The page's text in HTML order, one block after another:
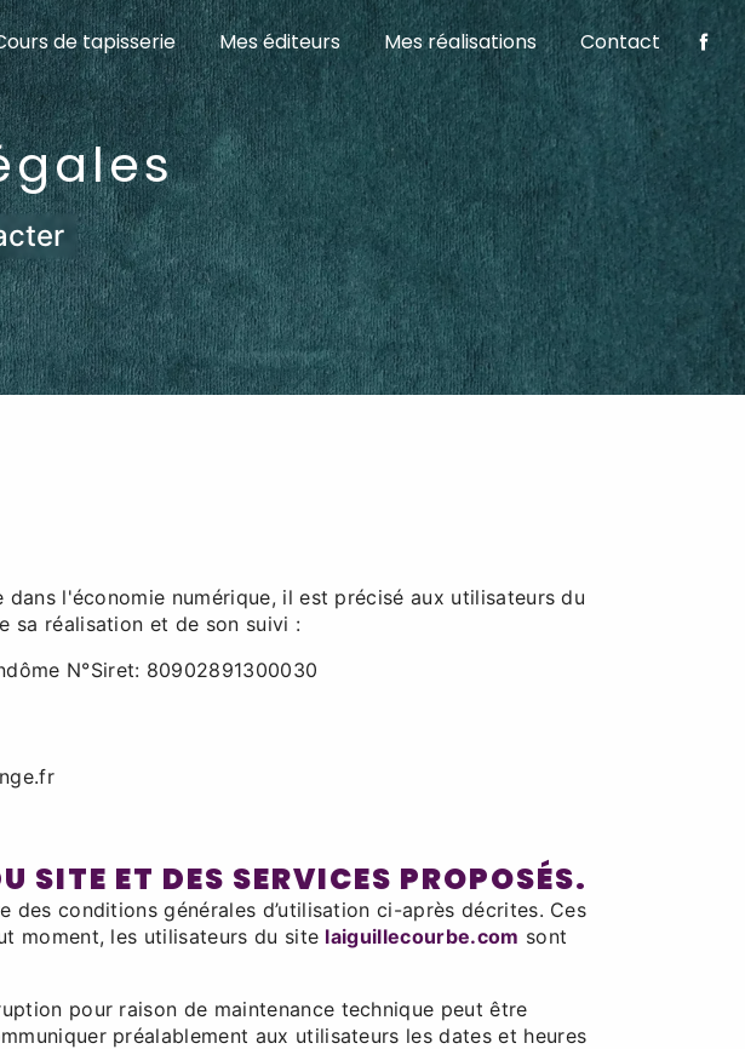
de tapisserie Mes éditeurs Mes réalisations Contact
l'économie numérique, il est précisé aux utilisateurs du
sa réalisation et de son suivi :
N°Siret: 80902891300030
ET DES SERVICES PROPOSÉS.
des conditions générales d’utilisation ci-après décrites. Ces
moment, les utilisateurs du site laiguillecourbe.com sont
pour raison de maintenance technique peut être
préalablement aux utilisateurs les dates et heures